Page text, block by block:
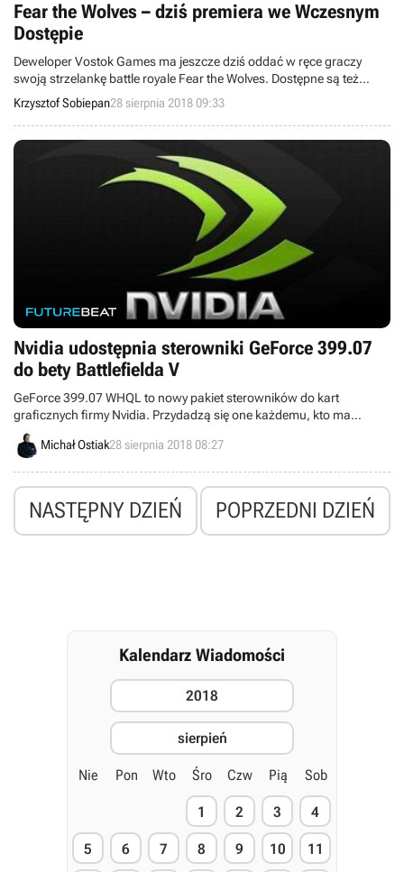
Fear the Wolves – dziś premiera we Wczesnym
Dostępie
Deweloper Vostok Games ma jeszcze dziś oddać w ręce graczy
swoją strzelankę battle royale Fear the Wolves. Dostępne są też
informacje o cenie produktu, a z okazji prapremiery zaplanowano
sesję z twórcami gry.
Krzysztof Sobiepan28 sierpnia 2018 09:33
Nvidia udostępnia sterowniki GeForce 399.07
do bety Battlefielda V
GeForce 399.07 WHQL to nowy pakiet sterowników do kart
graficznych firmy Nvidia. Przydadzą się one każdemu, kto ma
zamiar przetestować otwartą betę Battlefielda V.
Michał Ostiak28 sierpnia 2018 08:27
NASTĘPNY DZIEŃ POPRZEDNI DZIEŃ
Kalendarz Wiadomości
2018
sierpień
Nie Pon Wto Śro Czw Pią Sob
1 2 3 4
5 6 7 8 9 10 11